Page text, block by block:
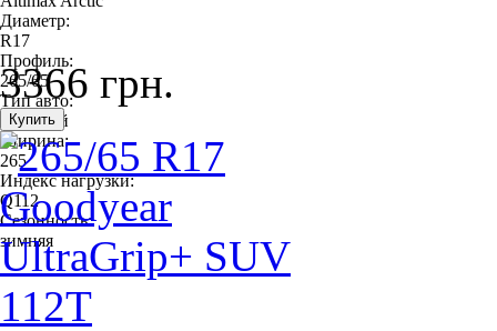
Диаметр:
R17
Профиль:
265/65
Тип авто:
легковой
Ширина:
265
Индекс нагрузки:
Q112
Сезонность:
зимняя
3366 грн.